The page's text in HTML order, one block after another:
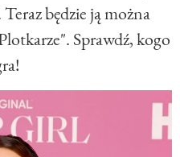
będzie ją można
Sprawdź, kogo